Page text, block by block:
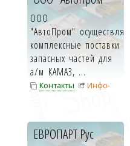
ООО
"АвтоПром" осуществляет
комплексные поставки
запасных частей для
а/м КАМАЗ, ...
Контакты
Инфо-
ЕВРОПАРТ Рус